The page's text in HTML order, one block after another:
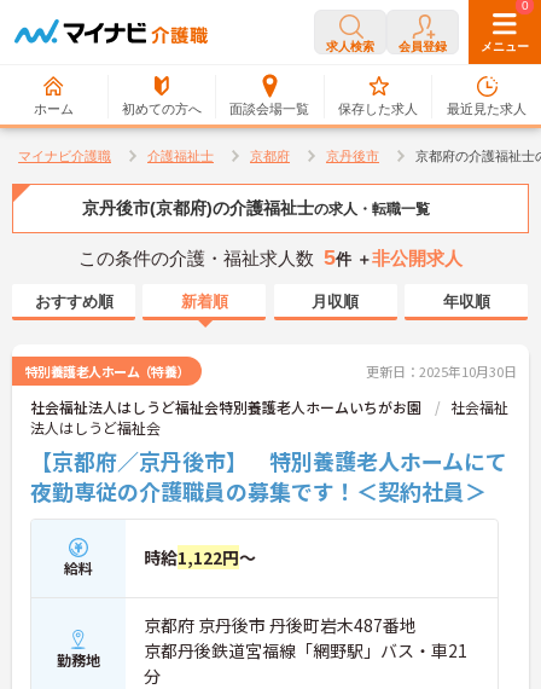
求人検索 会員登録 メニュー
ホーム 初めての方へ 面談会場一覧
0
保存した求人
0
最近見た求人
マイナビ介護職 介護福祉士 京都府 京丹後市 京都府の介護福祉士
京丹後市(京都府)の介護福祉士の求人・転職一覧
この条件の介護・福祉求人数 5件 ＋非公開求人
おすすめ順 新着順 月収順 年収順
特別養護老人ホーム（特養） 更新日：2025年10月30日
社会福祉法人はしうど福祉会特別養護老人ホームいちがお園
社会福祉
法人はしうど福祉会
【京都府／京丹後市】 特別養護老人ホームにて
夜勤専従の介護職員の募集です！＜契約社員＞
給料 時給1,122円～
勤務地
京都府 京丹後市 丹後町岩木487番地
京都丹後鉄道宮福線「網野駅」バス・車21
分